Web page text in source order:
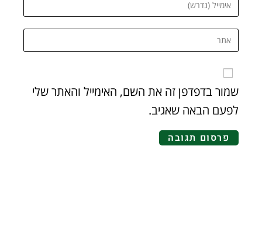
שמור בדפדפן זה את השם, האימייל והאתר שלי
לפעם הבאה שאגיב.